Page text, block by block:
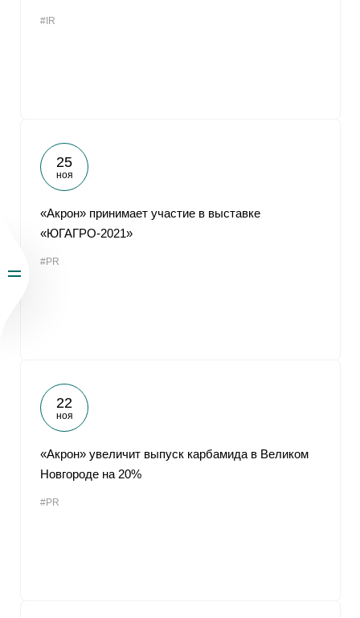
#IR
25
ноя
«Акрон» принимает участие в выставке
«ЮГАГРО-2021»
#PR
22
ноя
«Акрон» увеличит выпуск карбамида в Великом
Новгороде на 20%
#PR